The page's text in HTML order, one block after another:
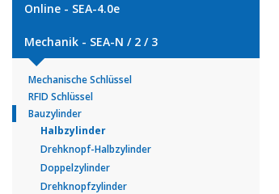
Online - SEA-4.0e
Mechanik - SEA-N / 2 / 3
Mechanische Schlüssel
RFID Schlüssel
Bauzylinder
Halbzylinder
Drehknopf-Halbzylinder
Doppelzylinder
Drehknopfzylinder